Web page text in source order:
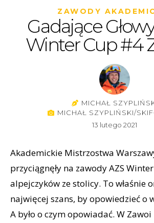
ZAWODY
Gadające
Winter Cup #4
MICHAŁ
MICHAŁ SZYPLIŃSKI/
13 lutego 2021
Akademickie Mistrzostwa
przyciągnęły na zawody AZS
alpejczyków ze stolicy. To właśnie
najwięcej szans, by opowiedzieć o
A było o czym opowiadać. W